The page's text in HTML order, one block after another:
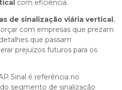
com eficiência.
de sinalização viária vertical,
com empresas que prezam
que passam
prejuízos futuros para os
Sinal é referência no
segmento de sinalização